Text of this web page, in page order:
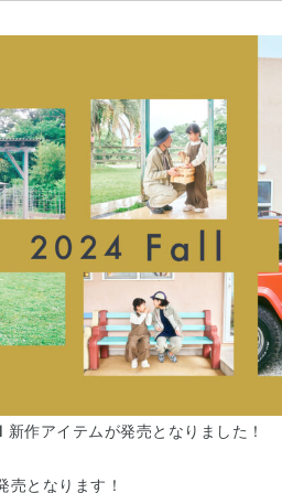
作アイテムが発売となりました！
売となります！